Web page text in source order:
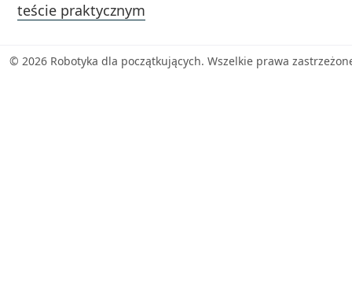
teście praktycznym
© 2026 Robotyka dla początkujących. Wszelkie prawa